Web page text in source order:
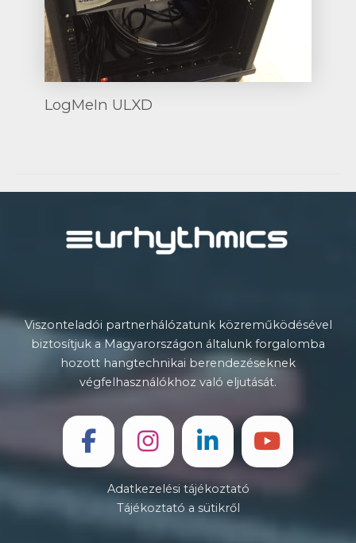
LogMeIn ULXD
Viszonteladói partnerhálózatunk közreműködésével
biztosítjuk a Magyarországon általunk forgalomba
hozott hangtechnikai berendezéseknek
végfelhasználókhoz való eljutását.
Adatkezelési tájékoztató
Tájékoztató a sütikről